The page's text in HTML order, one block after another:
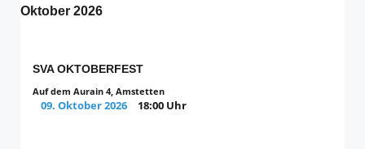
Oktober 2026
SVA OKTOBERFEST
Auf dem Aurain 4, Amstetten
09. Oktober 2026 18:00 Uhr